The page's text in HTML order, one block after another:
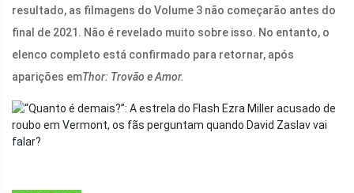
resultado, as filmagens do Volume 3 não começarão antes do
final de 2021. Não é revelado muito sobre isso. No entanto, o
elenco completo está confirmado para retornar, após
aparições emThor: Trovão e Amor.